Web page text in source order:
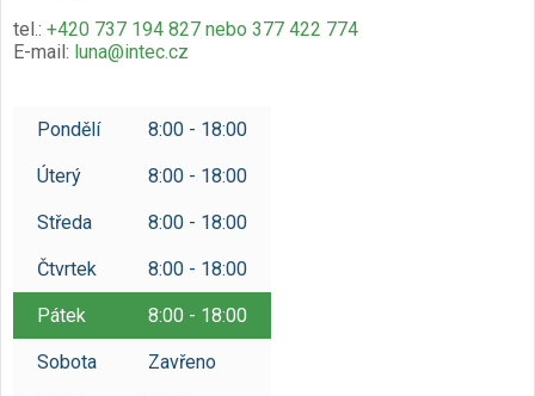
tel.: +420 737 194 827 nebo 377 422 774
E-mail: luna@intec.cz
Pondělí 8:00 - 18:00
Úterý 8:00 - 18:00
Středa 8:00 - 18:00
Čtvrtek 8:00 - 18:00
Pátek 8:00 - 18:00
Sobota Zavřeno